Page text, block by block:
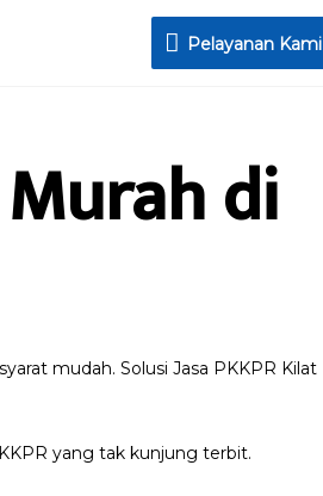
Pelayanan Kami
Murah di
mudah. Solusi Jasa PKKPR Kilat
yang tak kunjung terbit.